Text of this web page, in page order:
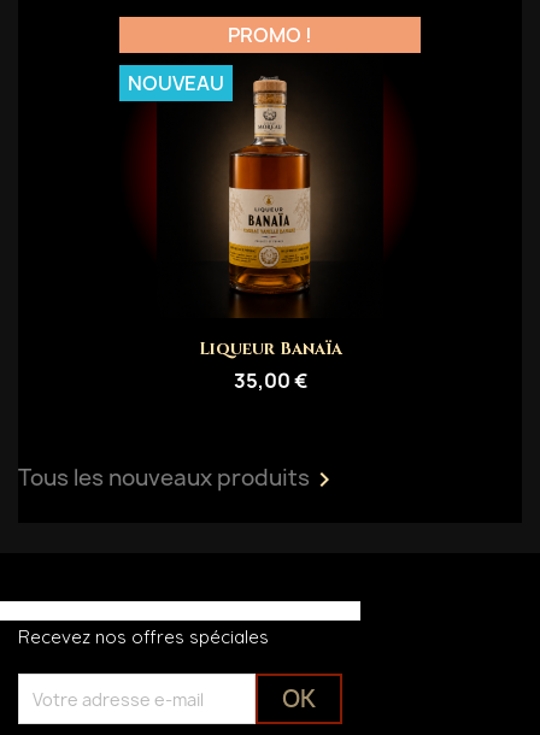
Liqueur Banaïa
35,00 €
PROMO !
NOUVEAU
Tous les nouveaux produits 
Recevez nos offres spéciales